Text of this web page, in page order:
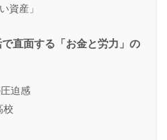
資産」
直面する「お金と労力」の
迫感
校